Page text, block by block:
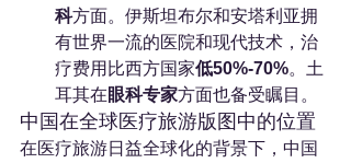
科方面。伊斯坦布尔和安塔利亚拥
有世界一流的医院和现代技术，治
疗费用比西方国家低50%-70%。土
耳其在眼科专家方面也备受瞩目。
中国在全球医疗旅游版图中的位置
在医疗旅游日益全球化的背景下，中国